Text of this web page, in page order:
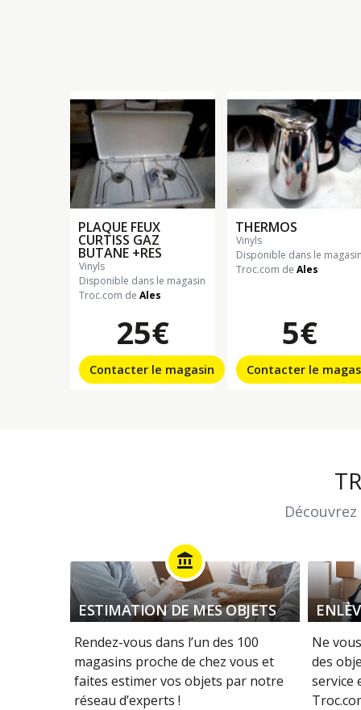
PLAQUE FEUX
CURTISS GAZ
BUTANE +RES
vinyls
Disponible dans le magasin
Troc.com de Ales
25€
Contacter le magasin
THERMOS
vinyls
Disponible dans le
Troc.com de Ales
5€
Contacter le
account_balance
ESTIMATION DE MES OBJETS
Rendez-vous dans l’un des 100
magasins proche de chez vous et
faites estimer vos objets par notre
réseau d’experts !
Ne
des
service